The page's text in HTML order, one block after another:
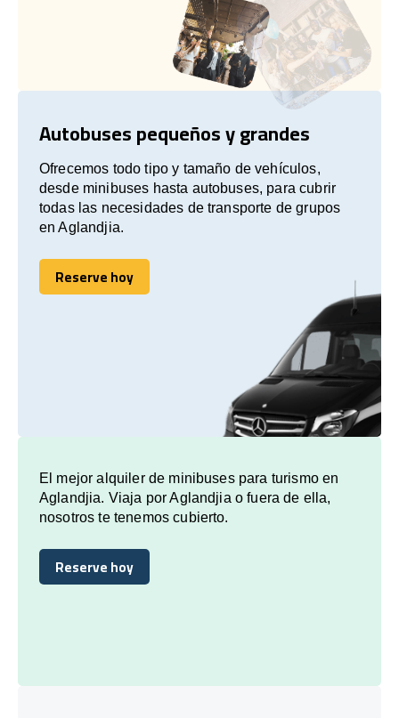
Autobuses pequeños y grandes
Ofrecemos todo tipo y tamaño de vehículos,
desde minibuses hasta autobuses, para cubrir
todas las necesidades de transporte de grupos
en Aglandjia.
Reserve hoy
Reserve hoy
El mejor alquiler de minibuses para turismo en
Aglandjia. Viaja por Aglandjia o fuera de ella,
nosotros te tenemos cubierto.
Reserve hoy
Reserve hoy